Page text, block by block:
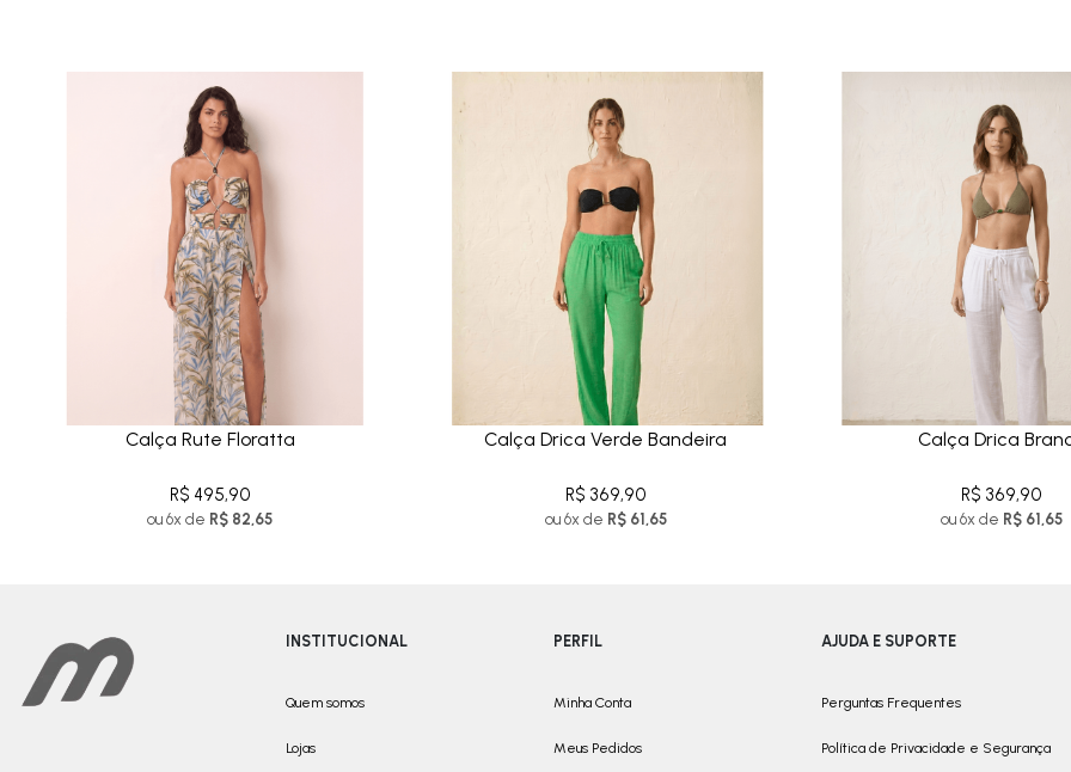
Calça Rute Floratta
R$ 495,90
ou 6x de R$ 82,65
Calça Drica Verde Bandeira
R$ 369,90
ou 6x de R$ 61,65
Calça Drica
R$ 369,90
ou 6x de R$ 61,65
INSTITUCIONAL
Quem somos
Lojas
PERFIL
Minha Conta
Meus Pedidos
AJUDA E SUPORTE
Perguntas Frequentes
Política de Privacidade e Segurança